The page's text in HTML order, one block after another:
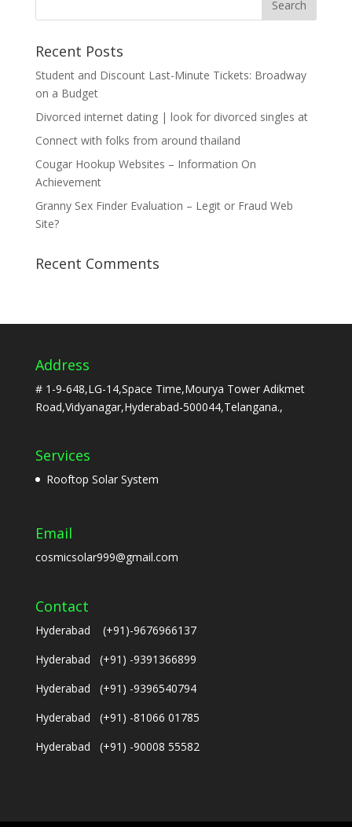
Recent Posts
Student and Discount Last-Minute Tickets: Broadway
on a Budget
Divorced internet dating | look for divorced singles at
Connect with folks from around thailand
Cougar Hookup Websites – Information On
Achievement
Granny Sex Finder Evaluation – Legit or Fraud Web
Site?
Recent Comments
Address
# 1-9-648,LG-14,Space Time,Mourya Tower Adikmet
Road,Vidyanagar,Hyderabad-500044,Telangana.,
Services
Rooftop Solar System
Email
cosmicsolar999@gmail.com
Contact
Hyderabad (+91)-9676966137
Hyderabad (+91) -9391366899
Hyderabad (+91) -9396540794
Hyderabad (+91) -81066 01785
Hyderabad (+91) -90008 55582